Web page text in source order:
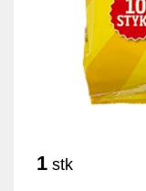
1 stk